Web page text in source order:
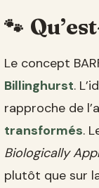
Le concept
Billinghurst.
rapproche de
transformés.
Biologically
plutôt que sur